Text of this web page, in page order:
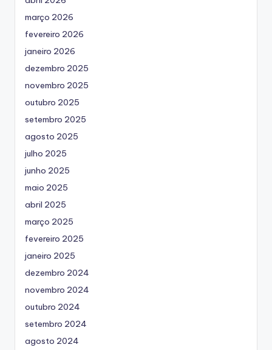
março 2026
fevereiro 2026
janeiro 2026
dezembro 2025
novembro 2025
outubro 2025
setembro 2025
agosto 2025
julho 2025
junho 2025
maio 2025
abril 2025
março 2025
fevereiro 2025
janeiro 2025
dezembro 2024
novembro 2024
outubro 2024
setembro 2024
agosto 2024